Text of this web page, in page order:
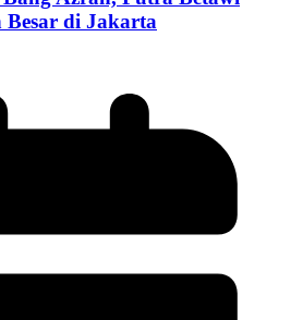
Besar di Jakarta